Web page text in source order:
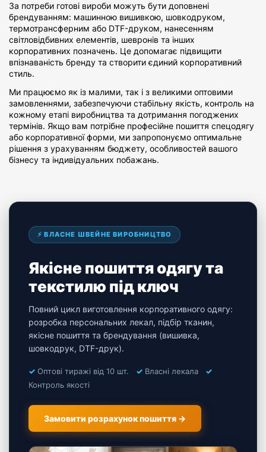
За потреби готові вироби можуть бути доповнені
брендуванням: машинною вишивкою, шовкодруком,
термотрансферним або DTF-друком, нанесенням
світловідбивних елементів, шевронів та інших
корпоративних позначень. Це допомагає підвищити
впізнаваність бренду та створити єдиний корпоративний
стиль.
Ми працюємо як із малими, так і з великими оптовими
замовленнями, забезпечуючи стабільну якість, контроль на
кожному етапі виробництва та дотримання погоджених
термінів. Якщо вам потрібне професійне пошиття спецодягу
або корпоративної форми, ми запропонуємо оптимальне
рішення з урахуванням бюджету, особливостей вашого
бізнесу та індивідуальних побажань.
⚡ ВЛАСНЕ ШВЕЙНЕ ВИРОБНИЦТВО
Якісне пошиття одягу та
текстилю під ключ
Повний цикл виготовлення корпоративного одягу:
розробка персональних лекал, підбір тканин,
якісне пошиття та брендування (вишивка,
шовкодрук, DTF-друк).
✓ Оптові тиражі від 10 шт. ✓ Власні лекала ✓
Контроль якості
Замовити розрахунок пошиття →